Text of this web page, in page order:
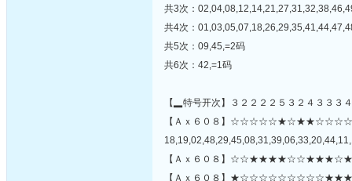
共3次：
共4次：
共5次：09,45,=2码
共6次：42,=1码
【▂特号开次】３２２２２５３２４３３３
【Ａｘ６０８】
【Ａｘ６０８】
【Ａｘ６０８】